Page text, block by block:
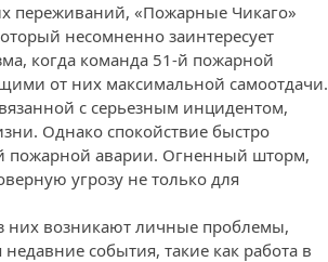
переживаний, «Пожарные Чикаго»
несомненно заинтересует
когда команда 51-й пожарной
от них максимальной самоотдачи.
с серьезным инцидентом,
Однако спокойствие быстро
пожарной аварии. Огненный шторм,
угрозу не только для
них возникают личные проблемы,
события, такие как работа в